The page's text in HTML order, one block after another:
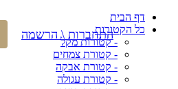
דף הבית
כל הקטורות
- קטורות מקל
- קטורת צמחים
- קטורת אבקה
- קטורת עגולה
התחברות \ הרשמה